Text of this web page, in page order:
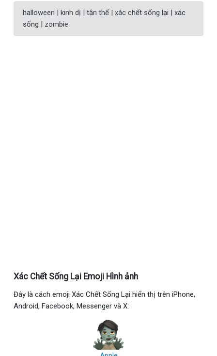
halloween | kinh dị | tận thế | xác chết sống lại | xác
sống | zombie
Xác Chết Sống Lại Emoji Hình ảnh
Đây là cách emoji Xác Chết Sống Lại hiển thị trên iPhone,
Android, Facebook, Messenger và X: